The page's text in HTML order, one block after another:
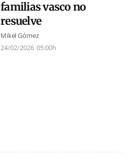
familias vasco no
resuelve
Mikel Gómez
24/02/2026 05:00h